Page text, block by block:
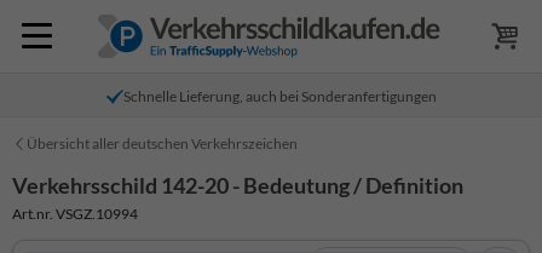
Schnelle Lieferung, auch bei Sonderanfertigungen
Übersicht aller deutschen Verkehrszeichen
Verkehrsschild 142-20 - Bedeutung / Definition
Art.nr. VSGZ.10994